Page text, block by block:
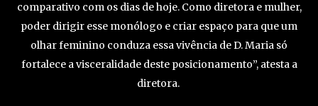
comparativo com os dias de hoje. Como diretora e mulher,
poder dirigir esse monólogo e criar espaço para que um
olhar feminino conduza essa vivência de D. Maria só
fortalece a visceralidade deste posicionamento”, atesta a
diretora.